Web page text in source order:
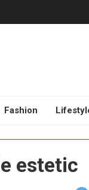
Fashion
estetic